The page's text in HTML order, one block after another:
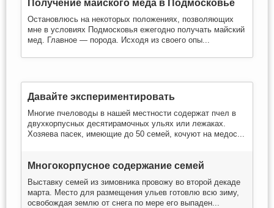
Получение майского меда в Подмосковье
Остановлюсь на некоторых положениях, позволяющих
мне в условиях Подмосковья ежегодно получать майский
мед. Главное — порода. Исходя из своего опы...
Давайте экспериментировать
Многие пчеловоды в нашей местности содержат пчел в
двухкорпусных десятирамочных ульях или лежаках.
Хозяева пасек, имеющие до 50 семей, кочуют на медос...
Многокорпусное содержание семей
Выставку семей из зимовника провожу во второй декаде
марта. Место для размещения ульев готовлю всю зиму,
освобождая землю от снега по мере его выпаден...